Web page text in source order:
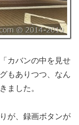
カバンの中を見せ
もありつつ、なん
ました。
が、録画ボタンが